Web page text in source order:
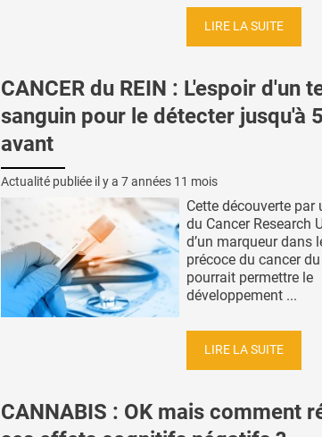
LIRE LA SUITE
CANCER du REIN : L'espoir d'un
sanguin pour le détecter jusqu'à
avant
Actualité publiée il y a 7 années 11 mois
Cette découverte par
du Cancer Research
d’un marqueur dans
précoce du cancer
pourrait permettre le
développement ...
LIRE LA SUITE
CANNABIS : OK mais comment